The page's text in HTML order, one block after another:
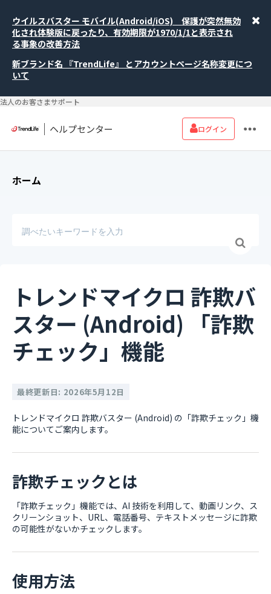
ウイルスバスター モバイル(Android/iOS) 保護が突然無効
化され体験版に戻ったり、有効期限が1970/1/1と表示され
る事象の改善方法
新ブランド名 『TrendLife』 とアカウントページ名称変更につ
いて
法人のお客さまサポート
ヘルプセンター ログイン
ホーム
トレンドマイクロ 詐欺バ
スター (Android) 「詐欺
チェック」機能
最終更新日: 2026年5月12日
トレンドマイクロ 詐欺バスター (Android) の「詐欺チェック」機
能についてご案内します。
詐欺チェックとは
「詐欺チェック」機能では、AI 技術を利用して、動画リンク、ス
クリーンショット、URL、電話番号、テキストメッセージに詐欺
の可能性がないかチェックします。
使用方法